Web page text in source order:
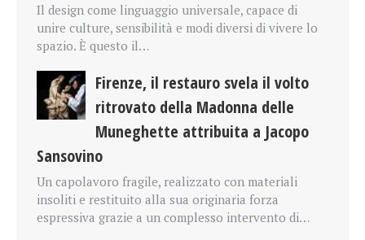
Il design come linguaggio universale, capace di
unire culture, sensibilità e modi diversi di vivere lo
spazio. È questo il…
Firenze, il restauro svela il volto
ritrovato della Madonna delle
Muneghette attribuita a Jacopo
Sansovino
Un capolavoro fragile, realizzato con materiali
insoliti e restituito alla sua originaria forza
espressiva grazie a un complesso intervento di…